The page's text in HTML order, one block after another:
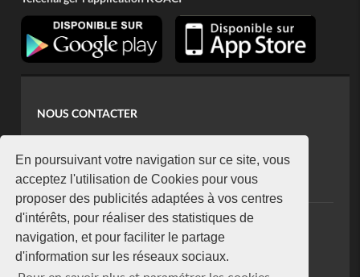
En poursuivant votre navigation sur ce site, vous
acceptez l'utilisation de Cookies pour vous
proposer des publicités adaptées à vos centres
d'intérêts, pour réaliser des statistiques de
navigation, et pour faciliter le partage
d'information sur les réseaux sociaux.
NOUS CONTACTER
koaci@yahoo.fr
+225 07 08 85 52 93
NEWSLETTER
Restez connecté via notre newsletter
S'abonner